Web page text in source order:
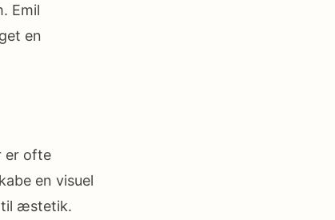
Emil
en
er ofte
en visuel
til æstetik.